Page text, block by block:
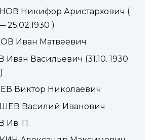
Никифор Аристархович (
25.02.1930 )
Иван Матвеевич
Васильевич (31.10. 1930
Виктор Николаевич
Василий Иванович
Ив. П.